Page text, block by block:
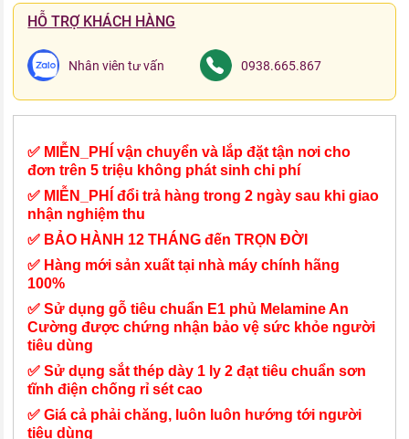
HỖ TRỢ KHÁCH HÀNG
Nhân viên tư vấn 0938.665.867
✅ MIỄN_PHÍ vận chuyển và lắp đặt tận nơi cho
đơn trên 5 triệu không phát sinh chi phí
✅ MIỄN_PHÍ đổi trả hàng trong 2 ngày sau khi giao
nhận nghiệm thu
✅ BẢO HÀNH 12 THÁNG đến TRỌN ĐỜI
✅ Hàng mới sản xuất tại nhà máy chính hãng
100%
✅ Sử dụng gỗ tiêu chuẩn E1 phủ Melamine An
Cường được chứng nhận bảo vệ sức khỏe người
tiêu dùng
✅ Sử dụng sắt thép dày 1 ly 2 đạt tiêu chuẩn sơn
tĩnh điện chống rỉ sét cao
✅ Giá cả phải chăng, luôn luôn hướng tới người
tiêu dùng